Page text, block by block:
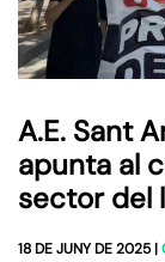
A.E. Sant
apunta al
sector del
18 DE JUNY DE 2025 |